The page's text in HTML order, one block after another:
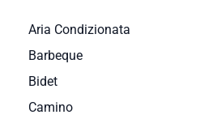
Aria Condizionata
Barbeque
Bidet
Camino